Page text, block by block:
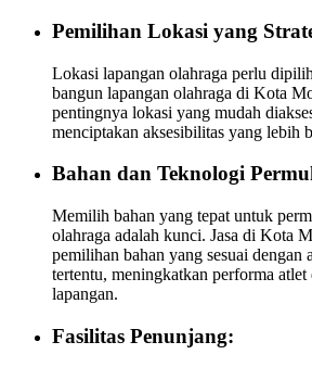
Pemilihan Lokasi yang
Lokasi lapangan olahraga perlu
bangun lapangan olahraga di Kota
pentingnya lokasi yang mudah
menciptakan aksesibilitas yang lebih
Bahan dan Teknologi
Memilih bahan yang tepat untuk
olahraga adalah kunci. Jasa di Kota
pemilihan bahan yang sesuai dengan
tertentu, meningkatkan performa atlet
lapangan.
Fasilitas Penunjang: